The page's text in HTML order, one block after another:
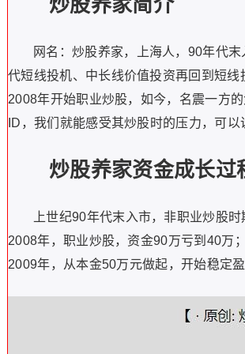
炒股养家简介
网名：炒股养家，上海人，90年代
代短线投机、中长线价值投资再回到短线
2008年开始职业炒股，如今，名震一方
ID，我们就能感受其炒股时的压力，可以
炒股养家资金成长过
上世纪90年代末入市，非职业炒股时
2008年，职业炒股，资金90万亏到40万；
2009年，从本金50万元做起，开始稳定盈